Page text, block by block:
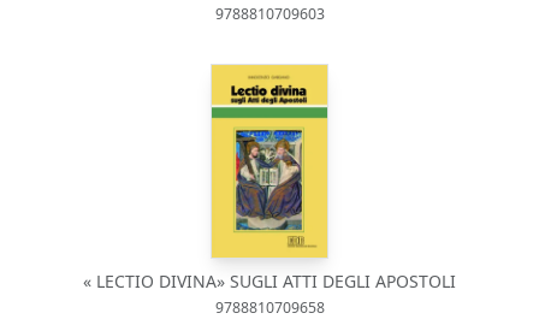
9788810709603
« LECTIO DIVINA» SUGLI ATTI DEGLI APOSTOLI
9788810709658